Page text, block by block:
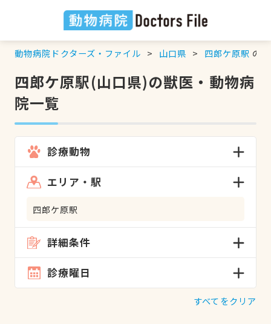
動物病院ドクターズ・ファイル 山口県 四郎ケ原駅 の
四郎ケ原駅(山口県)の獣医・動物病
院一覧
診療動物
エリア・駅
四郎ケ原駅
詳細条件
診療曜日
すべてをクリア